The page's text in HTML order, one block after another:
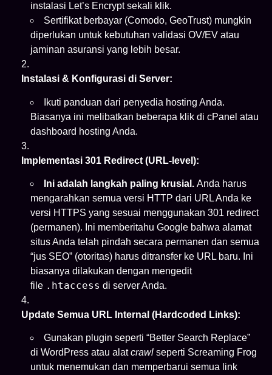
instalasi Let’s Encrypt sekali klik.
Sertifikat berbayar (Comodo, GeoTrust) mungkin
diperlukan untuk kebutuhan validasi OV/EV atau
jaminan asuransi yang lebih besar.
Instalasi & Konfigurasi di Server:
Ikuti panduan dari penyedia hosting Anda.
Biasanya ini melibatkan beberapa klik di cPanel atau
dashboard hosting Anda.
Implementasi 301 Redirect (URL-level):
Ini adalah langkah paling krusial. Anda harus
mengarahkan semua versi HTTP dari URL Anda ke
versi HTTPS yang sesuai menggunakan 301 redirect
(permanen). Ini memberitahu Google bahwa alamat
situs Anda telah pindah secara permanen dan semua
“jus SEO” (otoritas) harus ditransfer ke URL baru. Ini
biasanya dilakukan dengan mengedit
file .htaccess di server Anda.
Update Semua URL Internal (Hardcoded Links):
Gunakan plugin seperti “Better Search Replace”
di WordPress atau alatcrawl seperti Screaming Frog
untuk menemukan dan memperbarui semua link